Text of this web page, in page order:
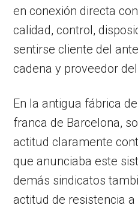
en conexión directa
calidad, control,
sentirse cliente del
cadena y proveedor
En la antigua fábrica
franca de Barcelona,
actitud claramente
que anunciaba este
demás sindicatos
actitud de resistencia